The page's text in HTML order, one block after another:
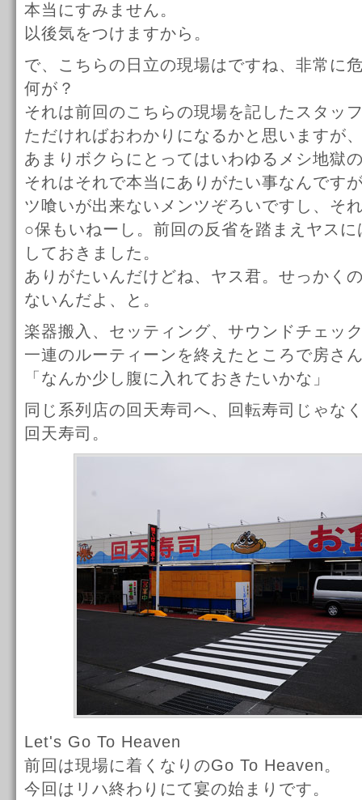
本当にすみません。
以後気をつけますから。
で、こちらの日立の現場はですね、非常に
何が？
それは前回のこちらの現場を記したスタッ
ただければおわかりになるかと思いますが
あまりボクらにとってはいわゆるメシ地獄
それはそれで本当にありがたい事なんです
ツ喰いが出来ないメンツぞろいですし、そ
○保もいねーし。前回の反省を踏まえヤス
しておきました。
ありがたいんだけどね、ヤス君。せっかく
ないんだよ、と。
楽器搬入、セッティング、サウンドチェッ
一連のルーティーンを終えたところで房さ
「なんか少し腹に入れておきたいかな」
同じ系列店の回天寿司へ、回転寿司じゃな
回天寿司。
Let's Go To Heaven
前回は現場に着くなりのGo To Heaven。
今回はリハ終わりにて宴の始まりです。